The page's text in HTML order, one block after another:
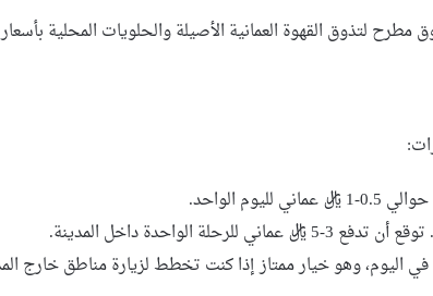
لتذوق القهوة العمانية الأصيلة والحلويات المحلية بأسعار
الواحد.
الواحدة داخل المدينة.